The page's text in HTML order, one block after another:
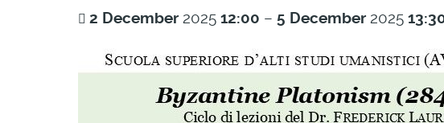
2 December 2025 12:00 – 5 December 2025